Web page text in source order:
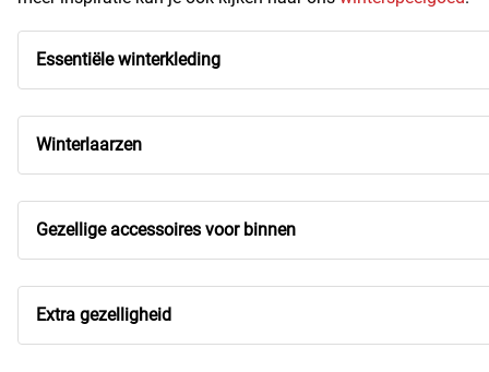
Essentiële winterkleding
Winterlaarzen
Gezellige accessoires voor binnen
Extra gezelligheid